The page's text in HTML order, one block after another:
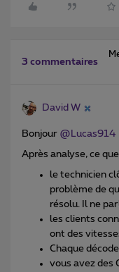
3 commentaires
David W
Bonjour @Lucas914
Après analyse, ce
le technicien
problème de
résolu. Il ne
les clients
ont des
Chaque
vous avez des